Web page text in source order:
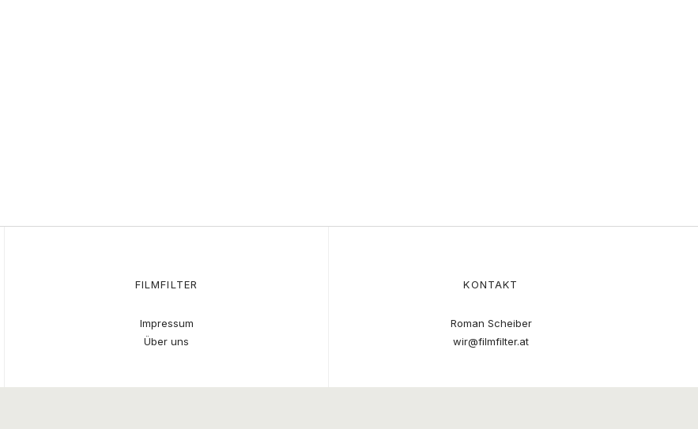
FILMFILTER
Impressum
Über uns
KONTAKT
Roman Scheiber
wir@filmfilter.at